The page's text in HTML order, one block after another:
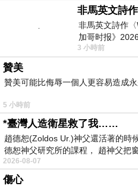
用到，譬如：出國旅遊
我們要雙證件影本，通
來再傳送給對方…；在
簿也會自動上傳雲端
Google帳號密碼，就可
照片資料…；心裡愈想
前往”○○戶政事務所”求
一樣，他們有公務
做”Double Cheak”離
話”詐騙電話 不要理他
非馬英文詩
非馬英文詩作
加哥时报》
3 小時前
贊美
贊美可能比侮辱一個人更容易造成永
5 小時前
*臺灣人造衛星救了我……
趙德恕(Zoldos Ur.)神父還活著的
德恕神父研究所的課程， 趙神父把
2026-08-07
傷心